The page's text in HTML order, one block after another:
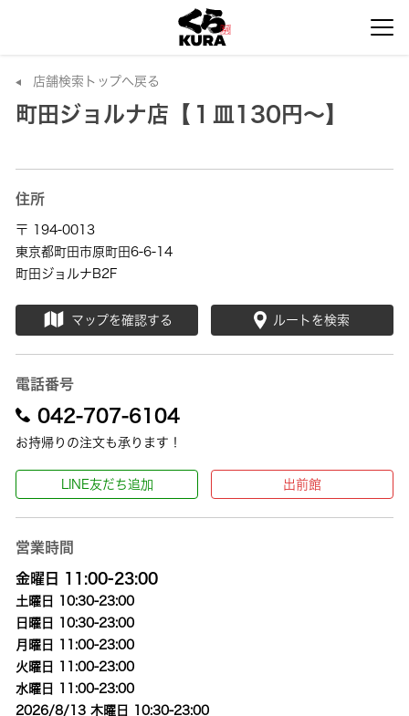
店舗検索トップへ戻る
町田ジョルナ店【１皿130円～】
住所
〒 194-0013
東京都町田市原町田6-6-14
町田ジョルナB2F
マップを確認する ルートを検索
電話番号
042-707-6104
お持帰りの注文も承ります！
LINE友だち追加 出前館
営業時間
金曜日 11:00-23:00
土曜日 10:30-23:00
日曜日 10:30-23:00
月曜日 11:00-23:00
火曜日 11:00-23:00
水曜日 11:00-23:00
2026/8/13 木曜日 10:30-23:00